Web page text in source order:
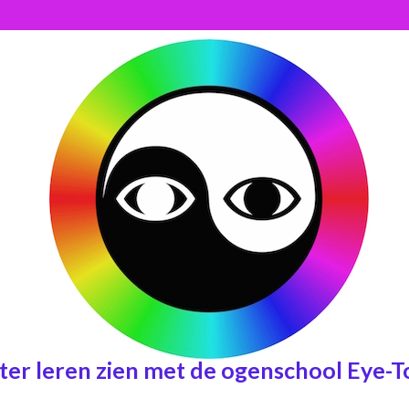
leren zien met de ogenschool Eye-